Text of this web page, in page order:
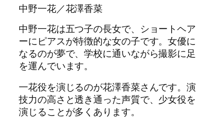
中野一花／花澤香菜
中野一花は五つ子の長女で、ショートヘア
ーにピアスが特徴的な女の子です。女優に
なるのが夢で、学校に通いながら撮影に足
を運んでいます。
一花役を演じるのが花澤香菜さんです。演
技力の高さと透き通った声質で、少女役を
演じることが多くあります。